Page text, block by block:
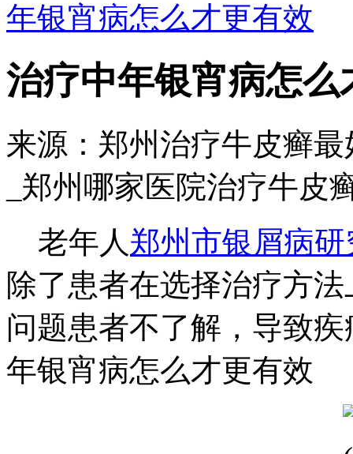
年银宵病怎么才更有效
治疗中年银宵病怎么
来源：郑州治疗牛皮癣
_郑州哪家医院治疗牛皮
老年人郑州市银屑病研
除了患者在选择治疗方
问题患者不了解，导致
年银宵病怎么才更有效